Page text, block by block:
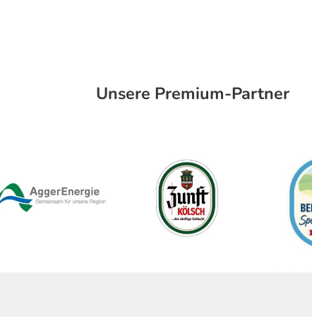
Unsere Premium-Partner